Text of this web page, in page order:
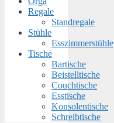
Regale
Standregale
Stühle
Esszimmerstühle
Tische
Bartische
Beistelltische
Couchtische
Esstische
Konsolentische
Schreibtische